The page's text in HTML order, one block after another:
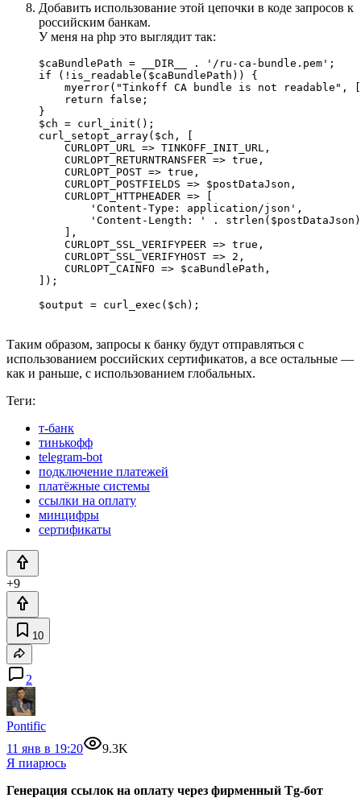
Добавить использование этой цепочки в коде запросов к
российским банкам.
У меня на php это выглядит так:
$caBundlePath = __DIR__ . '/ru-ca-bundle.pem';
if (!is_readable($caBundlePath)) {
myerror("Tinkoff CA bundle is not readable",
    return false;
}
$ch = curl_init();
curl_setopt_array($ch, [
    CURLOPT_URL => TINKOFF_INIT_URL,
    CURLOPT_RETURNTRANSFER => true,
    CURLOPT_POST => true,
    CURLOPT_POSTFIELDS => $postDataJson,
    CURLOPT_HTTPHEADER => [
        'Content-Type: application/json',
'Content-Length: ' .
    ],
    CURLOPT_SSL_VERIFYPEER => true,
    CURLOPT_SSL_VERIFYHOST => 2,
    CURLOPT_CAINFO => $caBundlePath,
]);
$output = curl_exec($ch);
Таким образом, запросы к банку будут отправляться с
использованием российских сертификатов, а все остальные —
как и раньше, с использованием глобальных.
Теги:
т-банк
тинькофф
telegram-bot
подключение платежей
платёжные системы
ссылки на оплату
минцифры
сертификаты
+9
10
2
Pontific
11 янв в 19:20
9.3K
Я пиарюсь
Генерация ссылок на оплату через фирменный Tg-бот